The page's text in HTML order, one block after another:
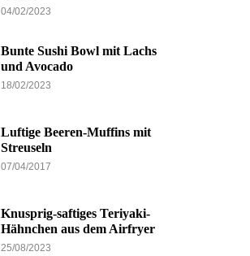
04/02/2023
Bunte Sushi Bowl mit Lachs
und Avocado
18/02/2023
Luftige Beeren-Muffins mit
Streuseln
07/04/2017
Knusprig-saftiges Teriyaki-
Hähnchen aus dem Airfryer
25/08/2023